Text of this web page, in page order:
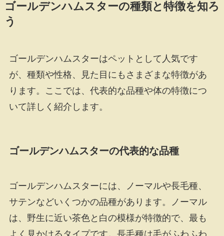
ゴールデンハムスターの種類と特徴を知ろ
う
ゴールデンハムスターはペットとして人気です
が、種類や性格、見た目にもさまざまな特徴があ
ります。ここでは、代表的な品種や体の特徴につ
いて詳しく紹介します。
ゴールデンハムスターの代表的な品種
ゴールデンハムスターには、ノーマルや長毛種、
サテンなどいくつかの品種があります。ノーマル
は、野生に近い茶色と白の模様が特徴的で、最も
よく見かけるタイプです。長毛種は毛がふわふわ